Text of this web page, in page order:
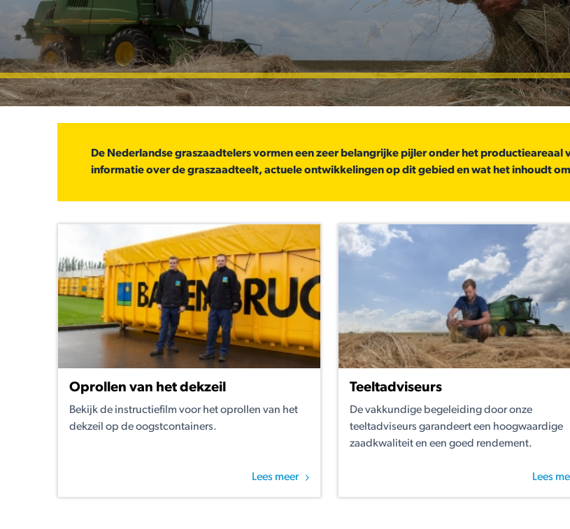
De Nederlandse graszaadtelers vormen een zeer belangrijke pijler onder het
informatie over de graszaadteelt, actuele ontwikkelingen op dit gebied en wat het inhoudt
Oprollen van het dekzeil
Bekijk de instructiefilm voor het oprollen van het
dekzeil op de oogstcontainers.
Lees meer
Teeltadviseurs
De vakkundige begeleiding door onze
teeltadviseurs garandeert een hoogwaardige
zaadkwaliteit en een goed rendement.
Lees